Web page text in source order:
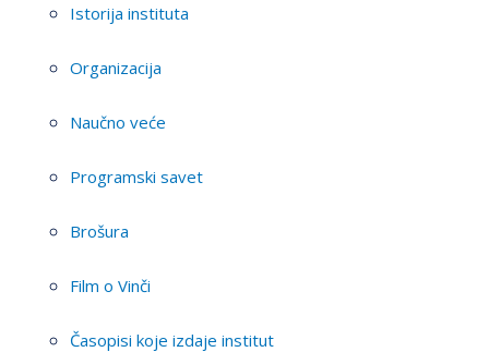
Istorija instituta
Organizacija
Naučno veće
Programski savet
Brošura
Film o Vinči
Časopisi koje izdaje institut